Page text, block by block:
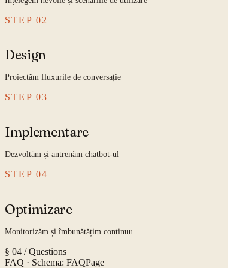
STEP02
Design
Proiectăm fluxurile de conversație
STEP03
Implementare
Dezvoltăm și antrenăm chatbot-ul
STEP04
Optimizare
Monitorizăm și îmbunătățim continuu
§ 04 / Questions
FAQ · Schema: FAQPage